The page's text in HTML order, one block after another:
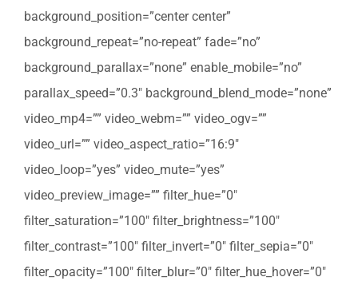
background_position=”center center”
background_repeat=”no-repeat” fade=”no”
background_parallax=”none” enable_mobile=”no”
parallax_speed=”0.3″ background_blend_mode=”none”
video_mp4=”” video_webm=”” video_ogv=””
video_url=”” video_aspect_ratio=”16:9″
video_loop=”yes” video_mute=”yes”
video_preview_image=”” filter_hue=”0″
filter_saturation=”100″ filter_brightness=”100″
filter_contrast=”100″ filter_invert=”0″ filter_sepia=”0″
filter_opacity=”100″ filter_blur=”0″ filter_hue_hover=”0″